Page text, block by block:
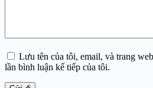
Lưu tên của tôi, email, và trang
lần bình luận kế tiếp của tôi.